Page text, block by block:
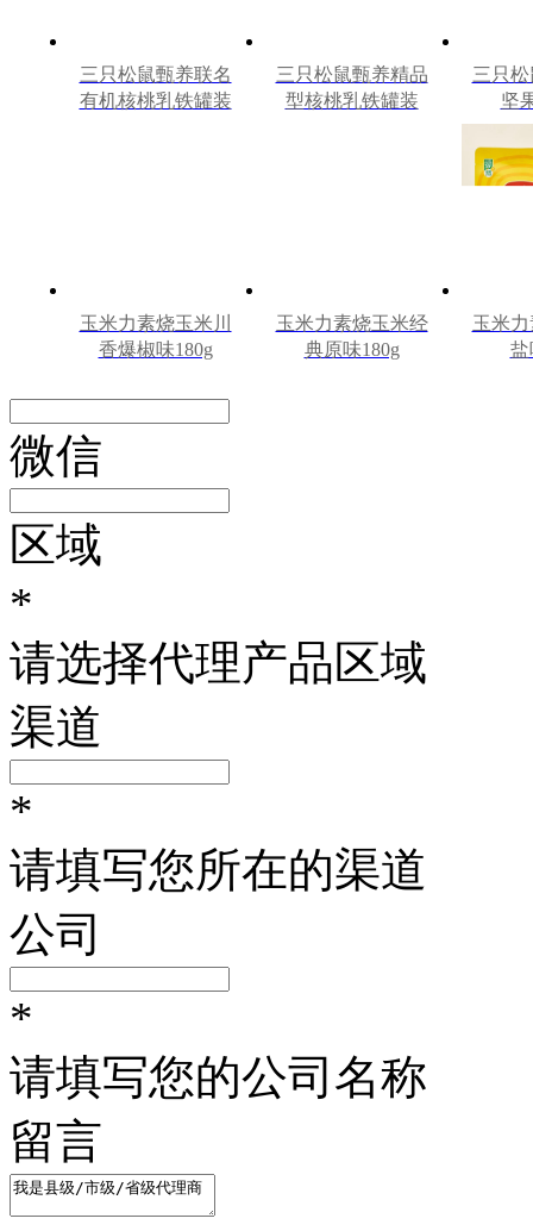
三只松鼠甄养联名
有机核桃乳铁罐装
三只松鼠甄养精品
型核桃乳铁罐装
三只
坚
玉米力素烧玉米川
香爆椒味180g
玉米力素烧玉米经
典原味180g
玉米
盐
微信
区域
*
请选择代理产品区域
渠道
*
请填写您所在的渠道
公司
*
请填写您的公司名称
留言